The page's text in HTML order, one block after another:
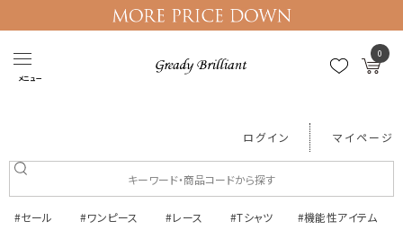
メニュー
0
ログイン マイページ
#セール #ワンピース #レース #Tシャツ #機能性アイテム